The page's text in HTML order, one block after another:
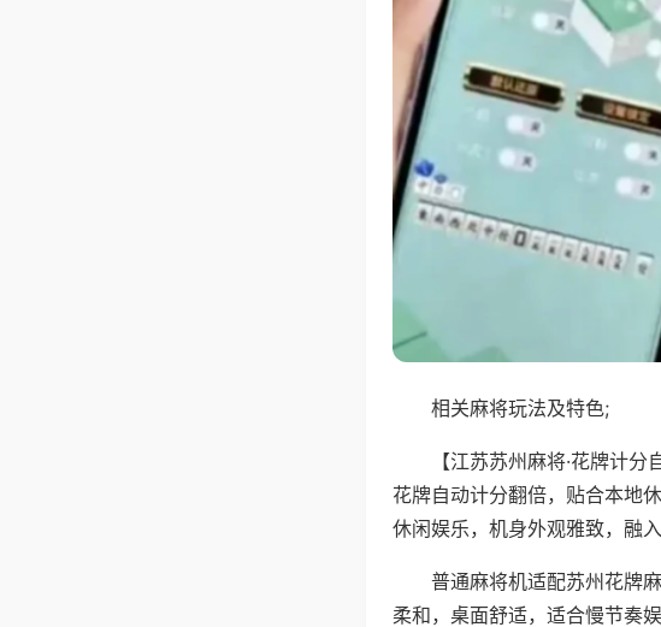
相关麻将玩法及特色;
【江苏苏州麻将·花牌计
花牌自动计分翻倍，贴合本地
休闲娱乐，机身外观雅致，融
普通麻将机适配苏州花牌
柔和，桌面舒适，适合慢节奏